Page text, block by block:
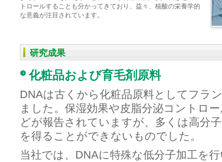
トロールすることも分かってきており、益々、核酸の栄養学的
な意義が注目されています。
研究成果
化粧品および育毛剤原料
DNAは古くから化粧品原料としてフラ
ました。保湿効果や皮脂分泌コントロ
どが報告されていますが、多くは高分
を得ることができないものでした。
当社では、DNAに特殊な低分子加工を